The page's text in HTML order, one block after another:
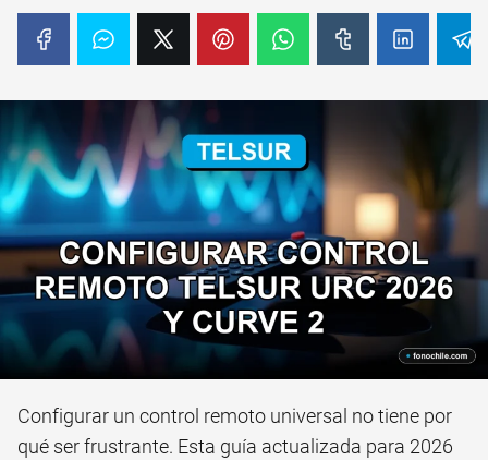
Configurar un control remoto universal no tiene por
qué ser frustrante. Esta guía actualizada para 2026